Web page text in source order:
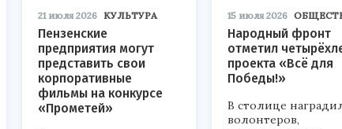
21 июля 2026 КУЛЬТУРА
Пензенские
предприятия могут
представить свои
корпоративные
фильмы на конкурсе
«Прометей»
15 июля 2026
Народный фронт
отметил
проекта «Всё для
Победы!»
В столице
волонтеров,